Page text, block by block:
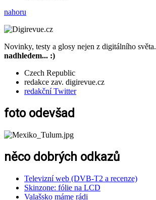
nahoru
Novinky, testy a glosy nejen z digitálního světa.
nadhledem... :)
Czech Republic
redakce zav. digirevue.cz
redakční Twitter
foto odevšad
něco dobrých odkazů
Televizní web (DVB-T2 a recenze)
Skinzone: fólie na LCD
Valašsko máme rádi